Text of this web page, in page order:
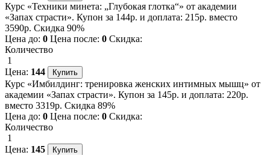
Курс «Техники минета: „Глубокая глотка“» от академии
«Запах страсти». Купон за 144р. и доплата: 215р. вместо
3590р. Скидка 90%
Цена до: 0 Цена после: 0 Скидка:
Количество
1
Цена: 144
Курс «Имбилдинг: тренировка женских интимных мышц» от
академии «Запах страсти». Купон за 145р. и доплата: 220р.
вместо 3319р. Скидка 89%
Цена до: 0 Цена после: 0 Скидка:
Количество
1
Цена: 145